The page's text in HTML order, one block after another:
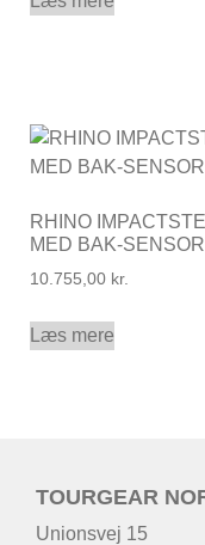
RHINO
MED BAK-
10.755,00 kr.
Læs mere
TOURGEAR
Unionsvej 15